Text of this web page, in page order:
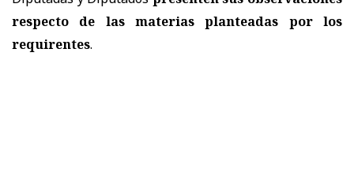
respecto de las materias planteadas por los
requirentes.